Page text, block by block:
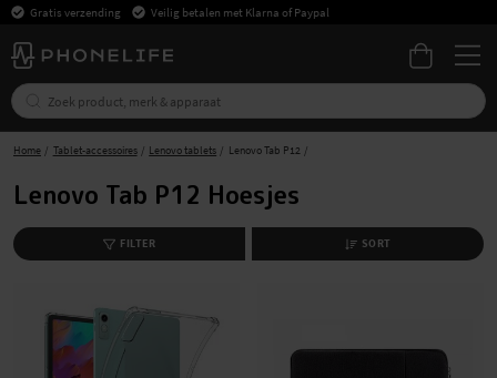
Gratis verzending Veilig betalen met Klarna of Paypal
Home Tablet-accessoires Lenovo tablets Lenovo Tab P12
Lenovo Tab P12 Hoesjes
FILTER SORT